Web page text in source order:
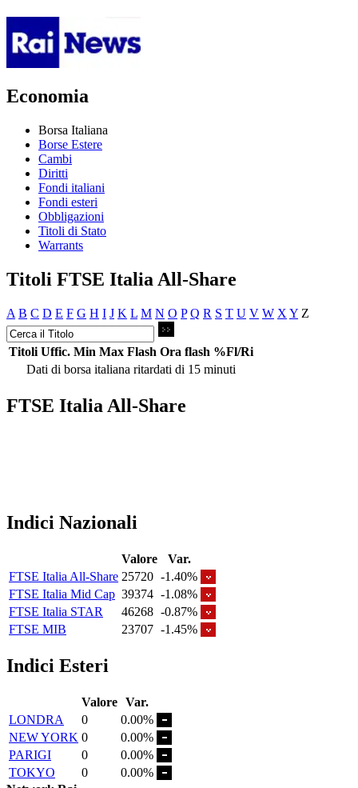
Economia
Borsa Italiana
Borse Estere
Cambi
Diritti
Fondi italiani
Fondi esteri
Obbligazioni
Titoli di Stato
Warrants
Titoli FTSE Italia All-Share
A B C D E F G H I J K L M N O P Q R S T U V W X Y Z
Titoli Uffic. Min Max Flash Ora flash %Fl/Ri
Dati di borsa italiana ritardati di 15 minuti
FTSE Italia All-Share
Indici Nazionali
Valore
Var.
FTSE Italia All-Share 25720 -1.40%
FTSE Italia Mid Cap 39374 -1.08%
FTSE Italia STAR
46268 -0.87%
FTSE MIB
23707 -1.45%
Indici Esteri
Valore Var.
LONDRA
0
0.00%
NEW YORK 0
0.00%
PARIGI
0
0.00%
TOKYO
0
0.00%